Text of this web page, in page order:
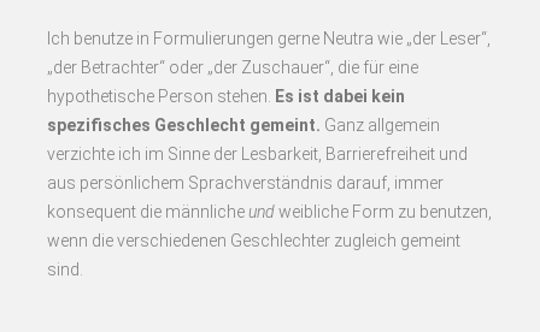
Ich benutze in Formulierungen gerne Neutra wie „der Leser“,
„der Betrachter“ oder „der Zuschauer“, die für eine
hypothetische Person stehen. Es ist dabei kein
spezifisches Geschlecht gemeint. Ganz allgemein
verzichte ich im Sinne der Lesbarkeit, Barrierefreiheit und
aus persönlichem Sprachverständnis darauf, immer
konsequent die männlicheundweibliche Form zu benutzen,
wenn die verschiedenen Geschlechter zugleich gemeint
sind.